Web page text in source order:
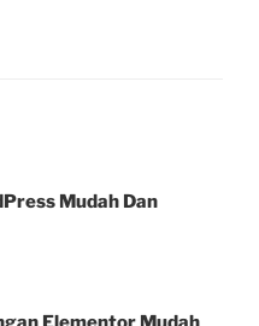
Mudah Dan